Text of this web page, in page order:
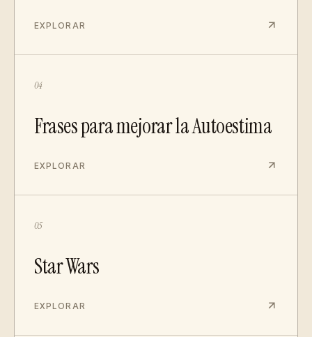
EXPLORAR
04
Frases para mejorar la Autoestima
EXPLORAR
05
Star Wars
EXPLORAR